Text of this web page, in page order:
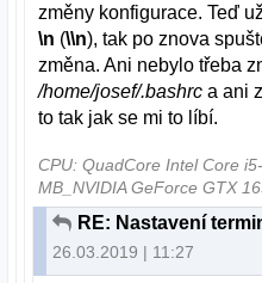
změny konfigurace. Teď
\n (\\n), tak po znova
změna. Ani nebylo třeba
/home/josef/.bashrc a ani
to tak jak se mi to líbí.
CPU: QuadCore Intel Core
MB_NVIDIA GeForce GTX
RE: Nastavení
26.03.2019 | 11:27